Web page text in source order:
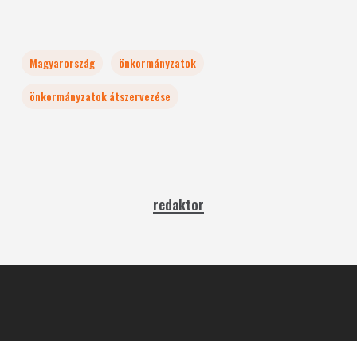
Magyarország
önkormányzatok
önkormányzatok átszervezése
redaktor